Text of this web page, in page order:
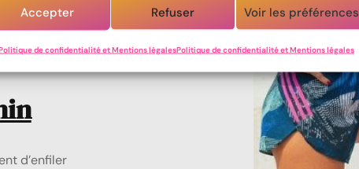
Accepter Refuser Voir les préférences
de confidentialité et Mentions légalesPolitique de confidentialité et Mentions légales
d’enfiler